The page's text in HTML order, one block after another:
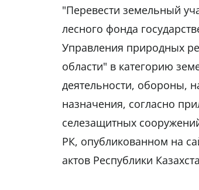
"Перевести земельный
лесного фонда
Управления природных
области" в категорию
деятельности, обороны,
назначения, согласно
селезащитных
РК, опубликованном на
актов Республики